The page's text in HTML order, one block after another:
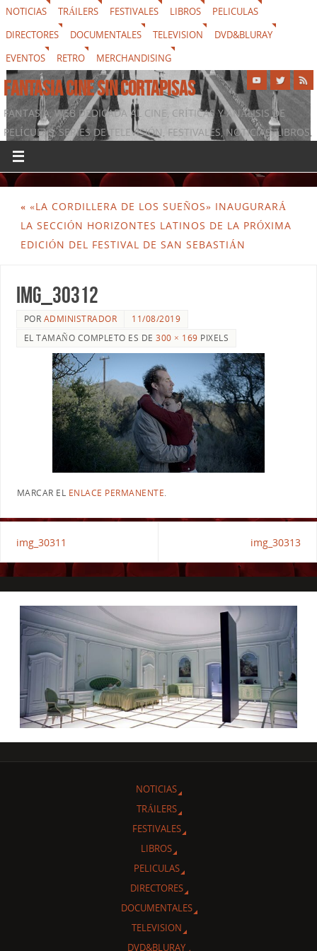
NOTICIAS TRÁILERS FESTIVALES LIBROS
PELICULAS
DIRECTORES
DOCUMENTALES TELEVISION
DVD&BLURAY
EVENTOS
RETRO MERCHANDISING
FANTASIA CINE SIN CORTAPISAS
FANTASIA, WEB DEDICADA AL CINE, CRÍTICAS Y ANÁLISIS DE
PELÍCULAS, SERIES DE TELEVISIÓN, FESTIVALES, NOTICIAS, LIBROS,
DVD & BLURAY, MERCHANDISING Y TODO LO QUE RODEA AL
SÉPTIMO ARTE
« «LA CORDILLERA DE LOS SUEÑOS» INAUGURARÁ
LA SECCIÓN HORIZONTES LATINOS DE LA PRÓXIMA
EDICIÓN DEL FESTIVAL DE SAN SEBASTIÁN
img_30312
POR ADMINISTRADOR
11/08/2019
EL TAMAÑO COMPLETO ES DE300 × 169 PIXELS
MARCAR EL ENLACE PERMANENTE.
img_30311 img_30313
NOTICIAS
TRÁILERS
FESTIVALES
LIBROS
PELICULAS
DIRECTORES
DOCUMENTALES
TELEVISION
DVD&BLURAY